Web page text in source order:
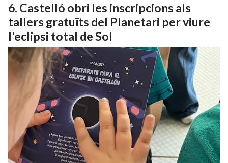
Castelló obri les inscripcions als
tallers gratuïts del Planetari per viure
l'eclipsi total de Sol